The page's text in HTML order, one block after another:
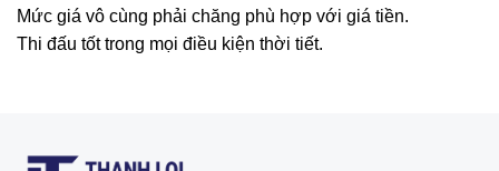
Mức giá vô cùng phải chăng phù hợp với giá tiền.
Thi đấu tốt trong mọi điều kiện thời tiết.